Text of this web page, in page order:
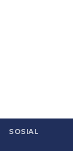
SOSIAL